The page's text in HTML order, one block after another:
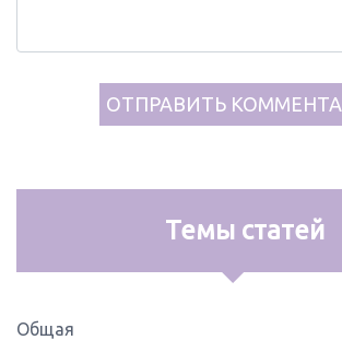
Темы статей
Общая